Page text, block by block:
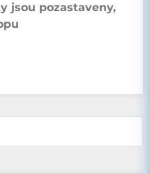
jsou pozastaveny,